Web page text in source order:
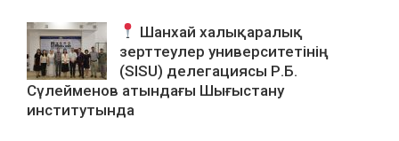
Шанхай халықаралық
зерттеулер университетінің
(SISU) делегациясы Р.Б.
Сүлейменов атындағы Шығыстану
институтында